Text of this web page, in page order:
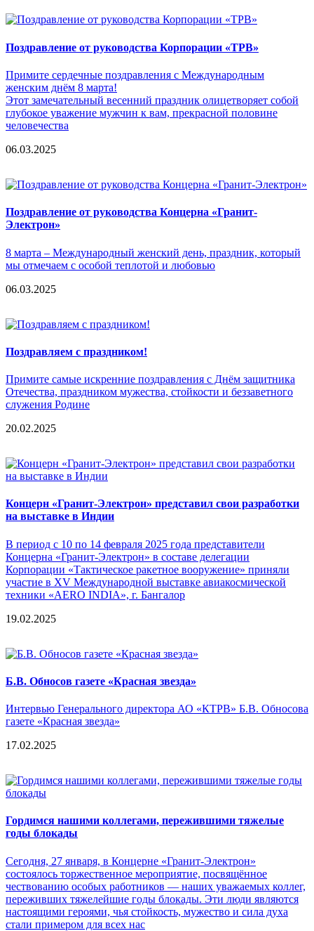
Поздравление от руководства Корпорации «ТРВ»
Примите сердечные поздравления с Международным
женским днём 8 марта!
Этот замечательный весенний праздник олицетворяет собой
глубокое уважение мужчин к вам, прекрасной половине
человечества
06.03.2025
Поздравление от руководства Концерна «Гранит-
Электрон»
8 марта – Международный женский день, праздник, который
мы отмечаем с особой теплотой и любовью
06.03.2025
Поздравляем с праздником!
Примите самые искренние поздравления с Днём защитника
Отечества, праздником мужества, стойкости и беззаветного
служения Родине
20.02.2025
Концерн «Гранит-Электрон» представил свои разработки
на выставке в Индии
В период с 10 по 14 февраля 2025 года представители
Концерна «Гранит-Электрон» в составе делегации
Корпорации «Тактическое ракетное вооружение» приняли
участие в XV Международной выставке авиакосмической
техники «AERO INDIA», г. Бангалор
19.02.2025
Б.В. Обносов газете «Красная звезда»
Интервью Генерального директора АО «КТРВ» Б.В. Обносова
газете «Красная звезда»
17.02.2025
Гордимся нашими коллегами, пережившими тяжелые
годы блокады
Сегодня, 27 января, в Концерне «Гранит-Электрон»
состоялось торжественное мероприятие, посвящённое
чествованию особых работников — наших уважаемых коллег,
переживших тяжелейшие годы блокады. Эти люди являются
настоящими героями, чья стойкость, мужество и сила духа
стали примером для всех нас